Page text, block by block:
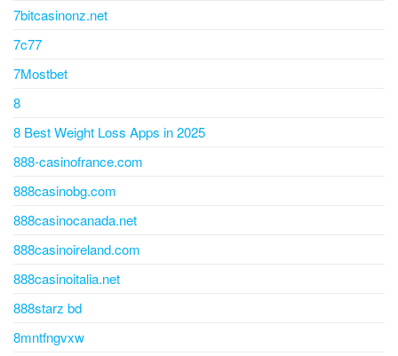
7bitcasinonz.net
7c77
7Mostbet
8
8 Best Weight Loss Apps in 2025
888-casinofrance.com
888casinobg.com
888casinocanada.net
888casinoireland.com
888casinoitalia.net
888starz bd
8mntfngvxw